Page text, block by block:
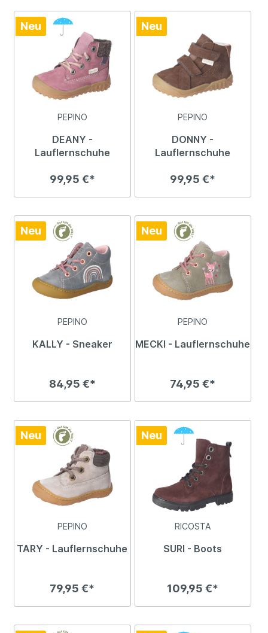
Neu
PEPINO
DEANY -
Lauflernschuhe
99,95 €*
Neu
PEPINO
DONNY -
Lauflernschuhe
99,95 €*
Neu
PEPINO
KALLY - Sneaker
84,95 €*
Neu
PEPINO
MECKI - Lauflernschuhe
74,95 €*
Neu
PEPINO
TARY - Lauflernschuhe
79,95 €*
Neu
RICOSTA
SURI - Boots
109,95 €*